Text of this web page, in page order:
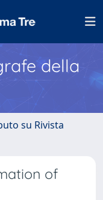
della
su Rivista
of